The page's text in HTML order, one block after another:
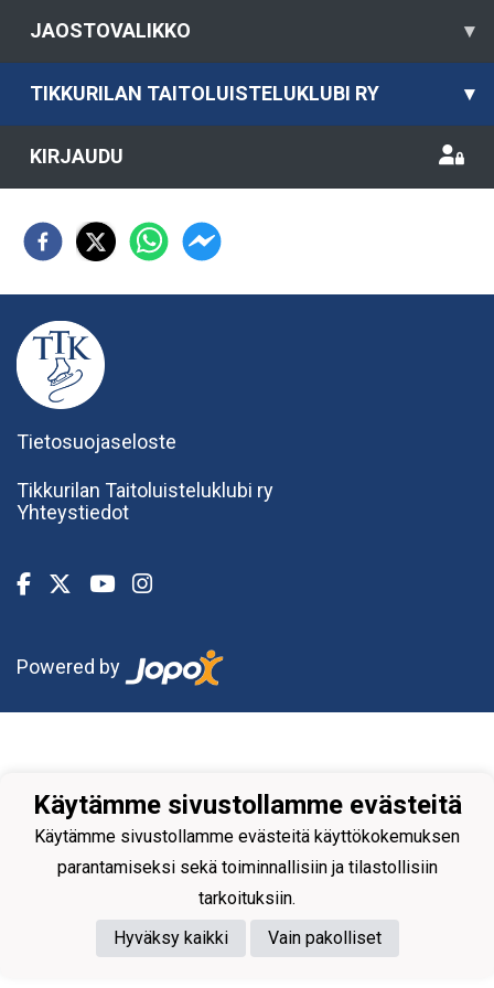
JAOSTOVALIKKO ▾
TIKKURILAN TAITOLUISTELUKLUBI RY ▾
KIRJAUDU
Tietosuojaseloste
Tikkurilan Taitoluisteluklubi ry
Yhteystiedot
Powered by
Käytämme sivustollamme evästeitä
Käytämme sivustollamme evästeitä käyttökokemuksen
parantamiseksi sekä toiminnallisiin ja tilastollisiin
tarkoituksiin.
Hyväksy kaikki
Vain pakolliset